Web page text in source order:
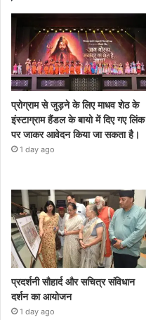
प्रोग्राम से जुड़ने के लिए माधव शेठ के
इंस्टाग्राम हैंडल के बायो में दिए गए लिंक
पर जाकर आवेदन किया जा सकता है।
1 day ago
प्रदर्शनी सौहार्द और सचित्र संविधान
दर्शन का आयोजन
1 day ago